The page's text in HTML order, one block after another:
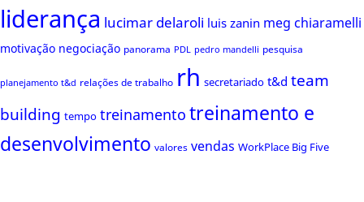
liderança lucimar delaroli luis zanin meg chiaramelli
motivação negociação panorama PDL pedro mandelli pesquisa
planejamento t&d relações de trabalho rh secretariado t&d team
building tempo treinamentotreinamento e
desenvolvimento valores vendas WorkPlace Big Five